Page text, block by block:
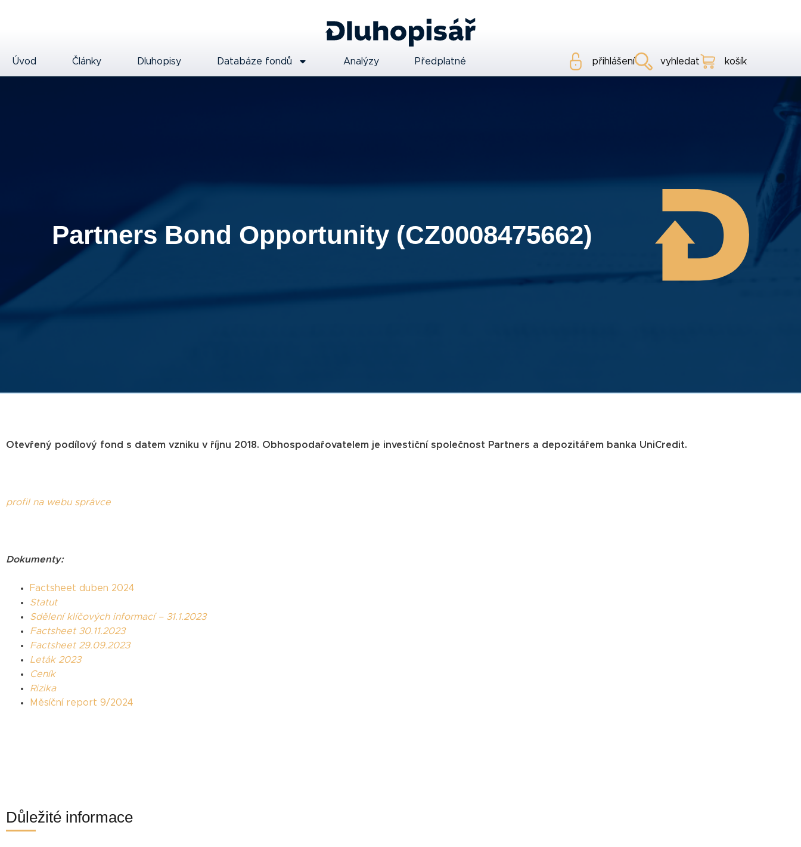
Úvod Články Dluhopisy Databáze fondů Analýzy Předplatné přihlášení vyhledat košík
Partners Bond Opportunity (CZ0008475662)
Otevřený podílový fond s datem vzniku v říjnu 2018. Obhospodařovatelem je investiční společnost Partners a depozitářem banka UniCredit.
profil na webu správce
Dokumenty:
Factsheet duben 2024
Statut
Sdělení klíčových informací – 31.1.2023
Factsheet 30.11.2023
Factsheet 29.09.2023
Leták 2023
Ceník
Rizika
Měsíční report 9/2024
Důležité informace